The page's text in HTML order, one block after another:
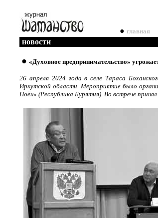
● главная
новости
● «Духовное предпринимательство»
26 апреля 2024 года в селе Тараса
Иркутской области. Мероприятие было
Ноён» (Республика Бурятия). Во встрече